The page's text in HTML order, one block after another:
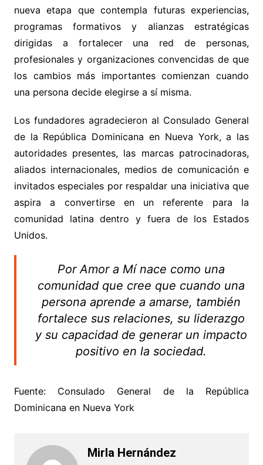
nueva etapa que contempla futuras experiencias,
programas formativos y alianzas estratégicas
dirigidas a fortalecer una red de personas,
profesionales y organizaciones convencidas de que
los cambios más importantes comienzan cuando
una persona decide elegirse a sí misma.
Los fundadores agradecieron al Consulado General
de la República Dominicana en Nueva York, a las
autoridades presentes, las marcas patrocinadoras,
aliados internacionales, medios de comunicación e
invitados especiales por respaldar una iniciativa que
aspira a convertirse en un referente para la
comunidad latina dentro y fuera de los Estados
Unidos.
Por Amor a Mí nace como una
comunidad que cree que cuando una
persona aprende a amarse, también
fortalece sus relaciones, su liderazgo
y su capacidad de generar un impacto
positivo en la sociedad.
Fuente: Consulado General de la República
Dominicana en Nueva York
Mirla Hernández